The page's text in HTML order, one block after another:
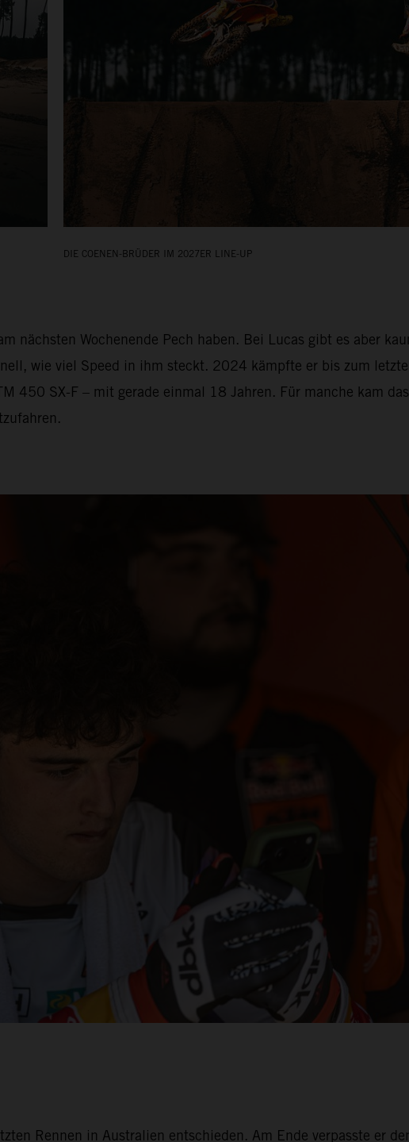
DIE COENEN-BRÜDER IM 2027ER LINE-UP
nächsten Wochenende Pech haben. Bei Lucas gibt es aber
wie viel Speed in ihm steckt. 2024 kämpfte er bis zum
450 SX-F – mit gerade einmal 18 Jahren. Für manche kam
Rennen in Australien entschieden. Am Ende verpasste er